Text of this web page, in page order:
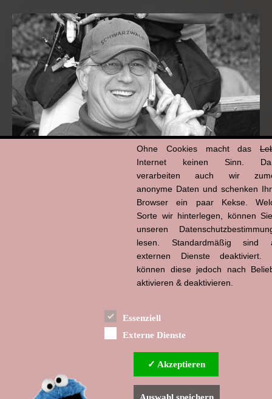
Ohne Cookies macht das
Internet keinen Sinn.
verarbeiten auch wir
anonyme Daten und schenken
Browser ein paar Kekse.
Sorte wir hinterlegen, können
unseren
lesen. Standardmäßig sind
externen Dienste deaktiviert.
können diese jedoch nach
aktivieren & deaktivieren.
Essenziell
Externe Dienste
✓ Akzeptieren